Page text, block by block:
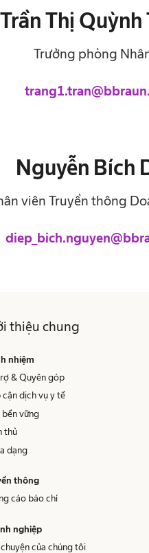
Trần Thị Quỳnh
Trưởng phòng
Nguyễn Bích
viên Truyền thông
thiệu chung
nhiệm
& Quyên góp
cận dịch vụ y tế
bền vững
thủ
dạng
thông
cáo báo chí
nghiệp
của chúng tôi